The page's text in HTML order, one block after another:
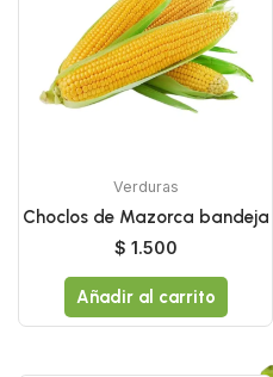
Verduras
Choclos de Mazorca bandeja
$ 1.500
Añadir al carrito